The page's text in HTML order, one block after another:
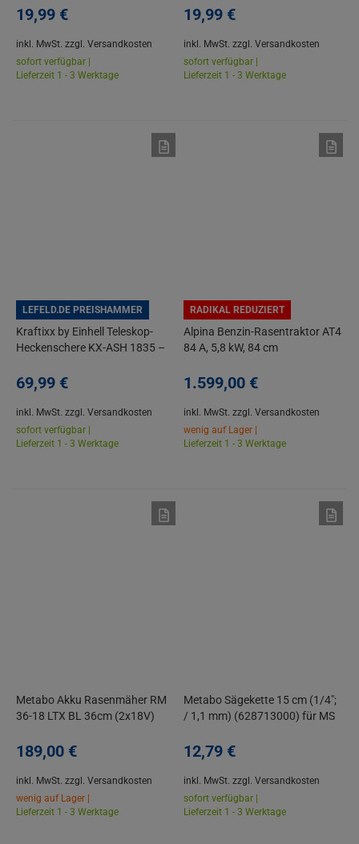
19,99 €
inkl. MwSt. zzgl. Versandkosten
sofort verfügbar |
Lieferzeit 1 - 3 Werktage
19,99 €
inkl. MwSt. zzgl. Versandkosten
sofort verfügbar |
Lieferzeit 1 - 3 Werktage
LEFELD.DE PREISHAMMER
Kraftixx by Einhell Teleskop-
Heckenschere KX-ASH 1835 –
69,99 €
inkl. MwSt. zzgl. Versandkosten
sofort verfügbar |
Lieferzeit 1 - 3 Werktage
RADIKAL REDUZIERT
Alpina Benzin-Rasentraktor AT4
84 A, 5,8 kW, 84 cm
1.599,00 €
inkl. MwSt. zzgl. Versandkosten
wenig auf Lager |
Lieferzeit 1 - 3 Werktage
Metabo Akku Rasenmäher RM
36-18 LTX BL 36cm (2x18V)
189,00 €
inkl. MwSt. zzgl. Versandkosten
wenig auf Lager |
Lieferzeit 1 - 3 Werktage
Metabo Sägekette 15 cm (1/4";
/ 1,1 mm) (628713000) für MS
12,79 €
inkl. MwSt. zzgl. Versandkosten
sofort verfügbar |
Lieferzeit 1 - 3 Werktage